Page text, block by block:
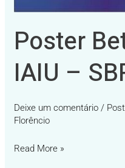
Poster
IAIU –
Deixe um comentário /
Florêncio
Read More »